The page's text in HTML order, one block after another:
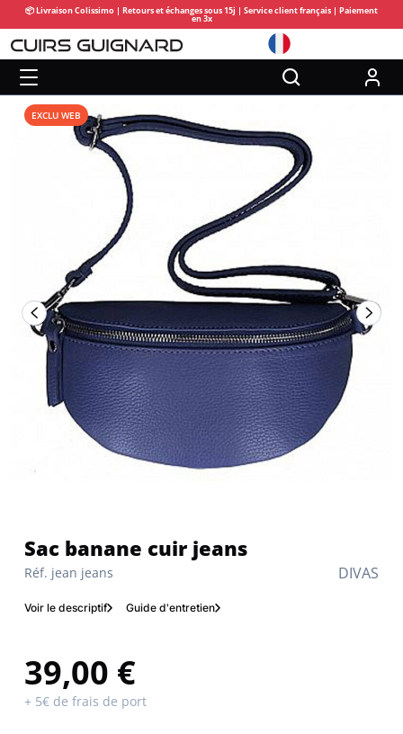
📦 Livraison Colissimo | Retours et échanges sous 15j | Service client français | Paiement
en 3x
DIVAS
Réf. jean jeans
Sac banane cuir jeans
Voir le descriptif Guide d'entretien
39,00 €
+ 5€ de frais de port
EXCLU WEB